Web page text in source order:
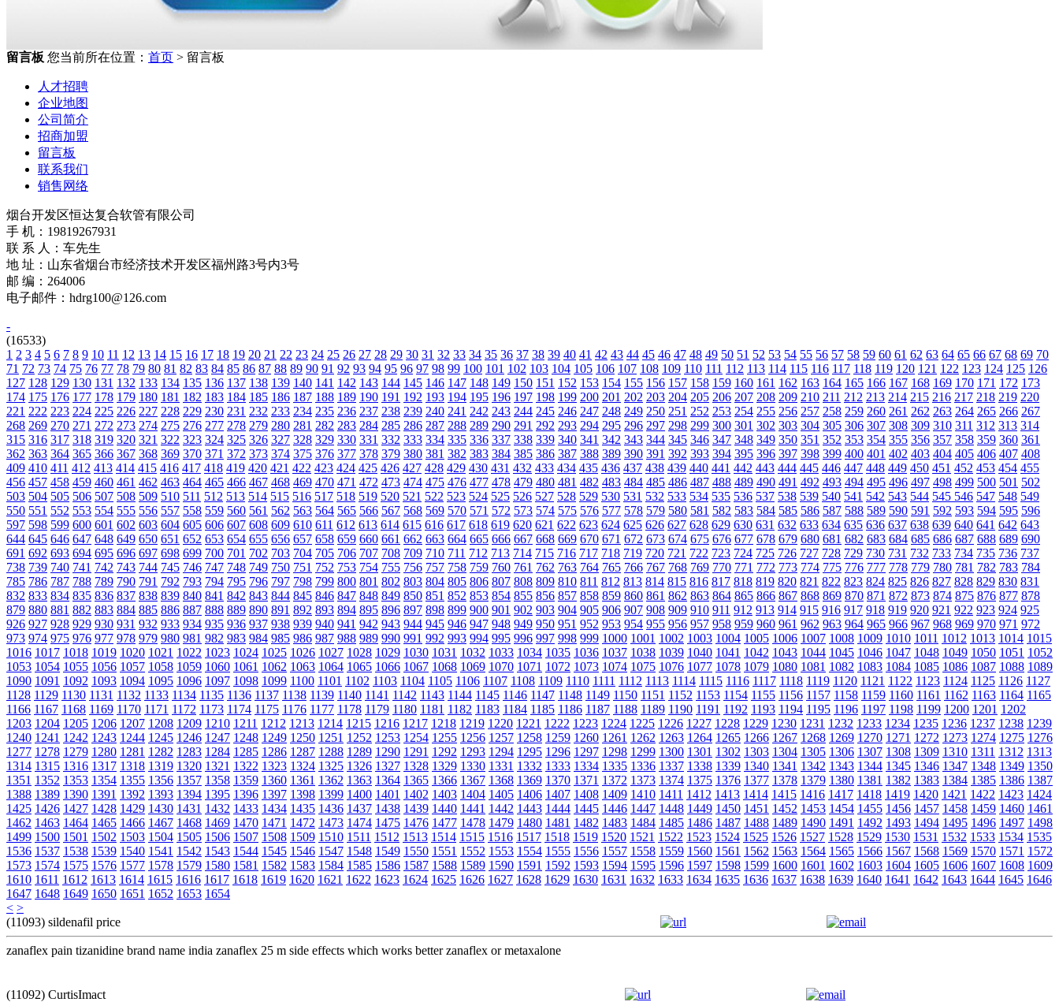
留言板 您当前所在位置： 首页 > 留言板
人才招聘
企业地图
公司简介
招商加盟
留言板
联系我们
销售网络
烟台开发区恒达复合软管有限公司
手 机：19819267931
联 系 人：车先生
地 址：山东省烟台市经济技术开发区福州路3号内3号
邮 编：264006
电子邮件：hdrg100@126.com
-
(16533)
1 2 3 4 5 6 7 8 9 10 11 12 13 14 15 16 17 18 19 20 21 22 23 24 25 26 27 28 29 30 31 32 33 34 35 36 37 38 39 40 41 42 43 44 45 46 47 48 49 50 51 52 53 54 55 56 57 58 59 60 61 62 63 64 65 66 67 68 69 70
71 72 73 74 75 76 77 78 79 80 81 82 83 84 85 86 87 88 89 90 91 92 93 94 95 96 97 98 99 100 101 102 103 104 105 106 107 108 109 110 111 112 113 114 115 116 117 118 119 120 121 122 123 124 125 126
127 128 129 130 131 132 133 134 135 136 137 138 139 140 141 142 143 144 145 146 147 148 149 150 151 152 153 154 155 156 157 158 159 160 161 162 163 164 165 166 167 168 169 170 171 172 173
174 175 176 177 178 179 180 181 182 183 184 185 186 187 188 189 190 191 192 193 194 195 196 197 198 199 200 201 202 203 204 205 206 207 208 209 210 211 212 213 214 215 216 217 218 219 220
221 222 223 224 225 226 227 228 229 230 231 232 233 234 235 236 237 238 239 240 241 242 243 244 245 246 247 248 249 250 251 252 253 254 255 256 257 258 259 260 261 262 263 264 265 266 267
268 269 270 271 272 273 274 275 276 277 278 279 280 281 282 283 284 285 286 287 288 289 290 291 292 293 294 295 296 297 298 299 300 301 302 303 304 305 306 307 308 309 310 311 312 313 314
315 316 317 318 319 320 321 322 323 324 325 326 327 328 329 330 331 332 333 334 335 336 337 338 339 340 341 342 343 344 345 346 347 348 349 350 351 352 353 354 355 356 357 358 359 360 361
362 363 364 365 366 367 368 369 370 371 372 373 374 375 376 377 378 379 380 381 382 383 384 385 386 387 388 389 390 391 392 393 394 395 396 397 398 399 400 401 402 403 404 405 406 407 408
409 410 411 412 413 414 415 416 417 418 419 420 421 422 423 424 425 426 427 428 429 430 431 432 433 434 435 436 437 438 439 440 441 442 443 444 445 446 447 448 449 450 451 452 453 454 455
456 457 458 459 460 461 462 463 464 465 466 467 468 469 470 471 472 473 474 475 476 477 478 479 480 481 482 483 484 485 486 487 488 489 490 491 492 493 494 495 496 497 498 499 500 501 502
503 504 505 506 507 508 509 510 511 512 513 514 515 516 517 518 519 520 521 522 523 524 525 526 527 528 529 530 531 532 533 534 535 536 537 538 539 540 541 542 543 544 545 546 547 548 549
550 551 552 553 554 555 556 557 558 559 560 561 562 563 564 565 566 567 568 569 570 571 572 573 574 575 576 577 578 579 580 581 582 583 584 585 586 587 588 589 590 591 592 593 594 595 596
597 598 599 600 601 602 603 604 605 606 607 608 609 610 611 612 613 614 615 616 617 618 619 620 621 622 623 624 625 626 627 628 629 630 631 632 633 634 635 636 637 638 639 640 641 642 643
644 645 646 647 648 649 650 651 652 653 654 655 656 657 658 659 660 661 662 663 664 665 666 667 668 669 670 671 672 673 674 675 676 677 678 679 680 681 682 683 684 685 686 687 688 689 690
691 692 693 694 695 696 697 698 699 700 701 702 703 704 705 706 707 708 709 710 711 712 713 714 715 716 717 718 719 720 721 722 723 724 725 726 727 728 729 730 731 732 733 734 735 736 737
738 739 740 741 742 743 744 745 746 747 748 749 750 751 752 753 754 755 756 757 758 759 760 761 762 763 764 765 766 767 768 769 770 771 772 773 774 775 776 777 778 779 780 781 782 783 784
785 786 787 788 789 790 791 792 793 794 795 796 797 798 799 800 801 802 803 804 805 806 807 808 809 810 811 812 813 814 815 816 817 818 819 820 821 822 823 824 825 826 827 828 829 830 831
832 833 834 835 836 837 838 839 840 841 842 843 844 845 846 847 848 849 850 851 852 853 854 855 856 857 858 859 860 861 862 863 864 865 866 867 868 869 870 871 872 873 874 875 876 877 878
879 880 881 882 883 884 885 886 887 888 889 890 891 892 893 894 895 896 897 898 899 900 901 902 903 904 905 906 907 908 909 910 911 912 913 914 915 916 917 918 919 920 921 922 923 924 925
926 927 928 929 930 931 932 933 934 935 936 937 938 939 940 941 942 943 944 945 946 947 948 949 950 951 952 953 954 955 956 957 958 959 960 961 962 963 964 965 966 967 968 969 970 971 972
973 974 975 976 977 978 979 980 981 982 983 984 985 986 987 988 989 990 991 992 993 994 995 996 997 998 999 1000 1001 1002 1003 1004 1005 1006 1007 1008 1009 1010 1011 1012 1013 1014 1015
1016 1017 1018 1019 1020 1021 1022 1023 1024 1025 1026 1027 1028 1029 1030 1031 1032 1033 1034 1035 1036 1037 1038 1039 1040 1041 1042 1043 1044 1045 1046 1047 1048 1049 1050 1051 1052
1053 1054 1055 1056 1057 1058 1059 1060 1061 1062 1063 1064 1065 1066 1067 1068 1069 1070 1071 1072 1073 1074 1075 1076 1077 1078 1079 1080 1081 1082 1083 1084 1085 1086 1087 1088 1089
1090 1091 1092 1093 1094 1095 1096 1097 1098 1099 1100 1101 1102 1103 1104 1105 1106 1107 1108 1109 1110 1111 1112 1113 1114 1115 1116 1117 1118 1119 1120 1121 1122 1123 1124 1125 1126 1127
1128 1129 1130 1131 1132 1133 1134 1135 1136 1137 1138 1139 1140 1141 1142 1143 1144 1145 1146 1147 1148 1149 1150 1151 1152 1153 1154 1155 1156 1157 1158 1159 1160 1161 1162 1163 1164 1165
1166 1167 1168 1169 1170 1171 1172 1173 1174 1175 1176 1177 1178 1179 1180 1181 1182 1183 1184 1185 1186 1187 1188 1189 1190 1191 1192 1193 1194 1195 1196 1197 1198 1199 1200 1201 1202
1203 1204 1205 1206 1207 1208 1209 1210 1211 1212 1213 1214 1215 1216 1217 1218 1219 1220 1221 1222 1223 1224 1225 1226 1227 1228 1229 1230 1231 1232 1233 1234 1235 1236 1237 1238 1239
1240 1241 1242 1243 1244 1245 1246 1247 1248 1249 1250 1251 1252 1253 1254 1255 1256 1257 1258 1259 1260 1261 1262 1263 1264 1265 1266 1267 1268 1269 1270 1271 1272 1273 1274 1275 1276
1277 1278 1279 1280 1281 1282 1283 1284 1285 1286 1287 1288 1289 1290 1291 1292 1293 1294 1295 1296 1297 1298 1299 1300 1301 1302 1303 1304 1305 1306 1307 1308 1309 1310 1311 1312 1313
1314 1315 1316 1317 1318 1319 1320 1321 1322 1323 1324 1325 1326 1327 1328 1329 1330 1331 1332 1333 1334 1335 1336 1337 1338 1339 1340 1341 1342 1343 1344 1345 1346 1347 1348 1349 1350
1351 1352 1353 1354 1355 1356 1357 1358 1359 1360 1361 1362 1363 1364 1365 1366 1367 1368 1369 1370 1371 1372 1373 1374 1375 1376 1377 1378 1379 1380 1381 1382 1383 1384 1385 1386 1387
1388 1389 1390 1391 1392 1393 1394 1395 1396 1397 1398 1399 1400 1401 1402 1403 1404 1405 1406 1407 1408 1409 1410 1411 1412 1413 1414 1415 1416 1417 1418 1419 1420 1421 1422 1423 1424
1425 1426 1427 1428 1429 1430 1431 1432 1433 1434 1435 1436 1437 1438 1439 1440 1441 1442 1443 1444 1445 1446 1447 1448 1449 1450 1451 1452 1453 1454 1455 1456 1457 1458 1459 1460 1461
1462 1463 1464 1465 1466 1467 1468 1469 1470 1471 1472 1473 1474 1475 1476 1477 1478 1479 1480 1481 1482 1483 1484 1485 1486 1487 1488 1489 1490 1491 1492 1493 1494 1495 1496 1497 1498
1499 1500 1501 1502 1503 1504 1505 1506 1507 1508 1509 1510 1511 1512 1513 1514 1515 1516 1517 1518 1519 1520 1521 1522 1523 1524 1525 1526 1527 1528 1529 1530 1531 1532 1533 1534 1535
1536 1537 1538 1539 1540 1541 1542 1543 1544 1545 1546 1547 1548 1549 1550 1551 1552 1553 1554 1555 1556 1557 1558 1559 1560 1561 1562 1563 1564 1565 1566 1567 1568 1569 1570 1571 1572
1573 1574 1575 1576 1577 1578 1579 1580 1581 1582 1583 1584 1585 1586 1587 1588 1589 1590 1591 1592 1593 1594 1595 1596 1597 1598 1599 1600 1601 1602 1603 1604 1605 1606 1607 1608 1609
1610 1611 1612 1613 1614 1615 1616 1617 1618 1619 1620 1621 1622 1623 1624 1625 1626 1627 1628 1629 1630 1631 1632 1633 1634 1635 1636 1637 1638 1639 1640 1641 1642 1643 1644 1645 1646
1647 1648 1649 1650 1651 1652 1653 1654
< >
(11093) sildenafil price
zanaflex pain tizanidine brand name india zanaflex 25 m side effects which works better zanaflex or metaxalone
(11092) CurtisImact